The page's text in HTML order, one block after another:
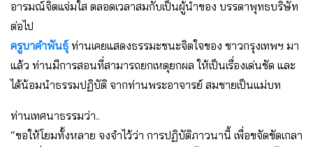
อารมณ์จิตแจ่มใส ตลอดเวลาสมกับเป็นผู้นําของ บรรดาพุทธบริษัท
ต่อไป
ครูบาคำพันธุ์ ท่านเคยแสดงธรรมะชนะจิตใจของ ชาวกรุงเทพฯ มา
แล้ว ท่านมีการสอนที่สามารถยกเหตุยกผล ให้เป็นเรื่องเด่นชัด และ
ได้น้อมนําธรรมปฏิบัติ จากท่านพระอาจารย์ สมชายเป็นแม่บท
ท่านเทศนาธรรมว่า..
“ขอให้โยมทั้งหลาย จงจําไว้ว่า การปฏิบัติภาวนานี้ เพื่อขจัดขัดเกลา